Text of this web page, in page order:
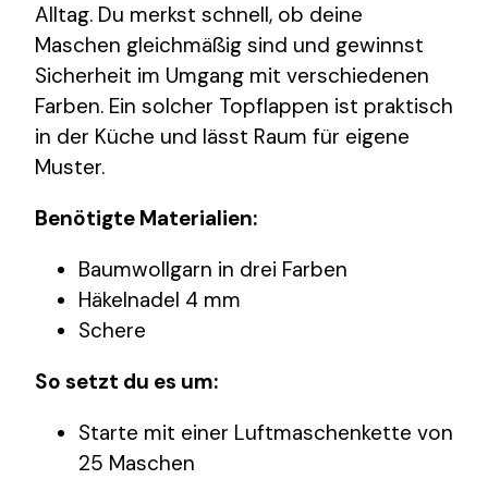
Alltag. Du merkst schnell, ob deine
Maschen gleichmäßig sind und gewinnst
Sicherheit im Umgang mit verschiedenen
Farben. Ein solcher Topflappen ist praktisch
in der Küche und lässt Raum für eigene
Muster.
Benötigte Materialien:
Baumwollgarn in drei Farben
Häkelnadel 4 mm
Schere
So setzt du es um:
Starte mit einer Luftmaschenkette von
25 Maschen